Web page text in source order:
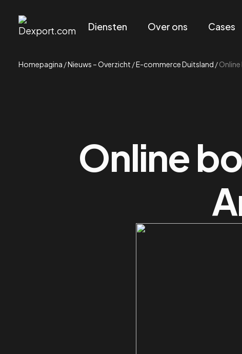
Diensten Over ons Cases
Homepagina /Nieuws – Overzicht /E-commerce Duitsland /
Online